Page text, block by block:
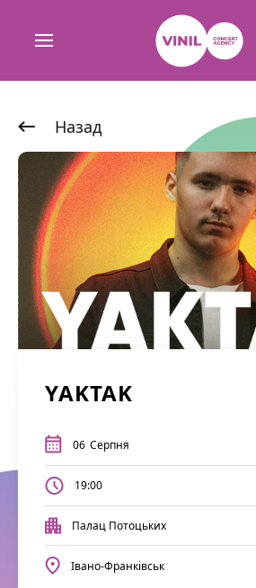
Назад
YAKTAK
06 Серпня
19:00
Палац Потоцьких
Івано-Франківськ